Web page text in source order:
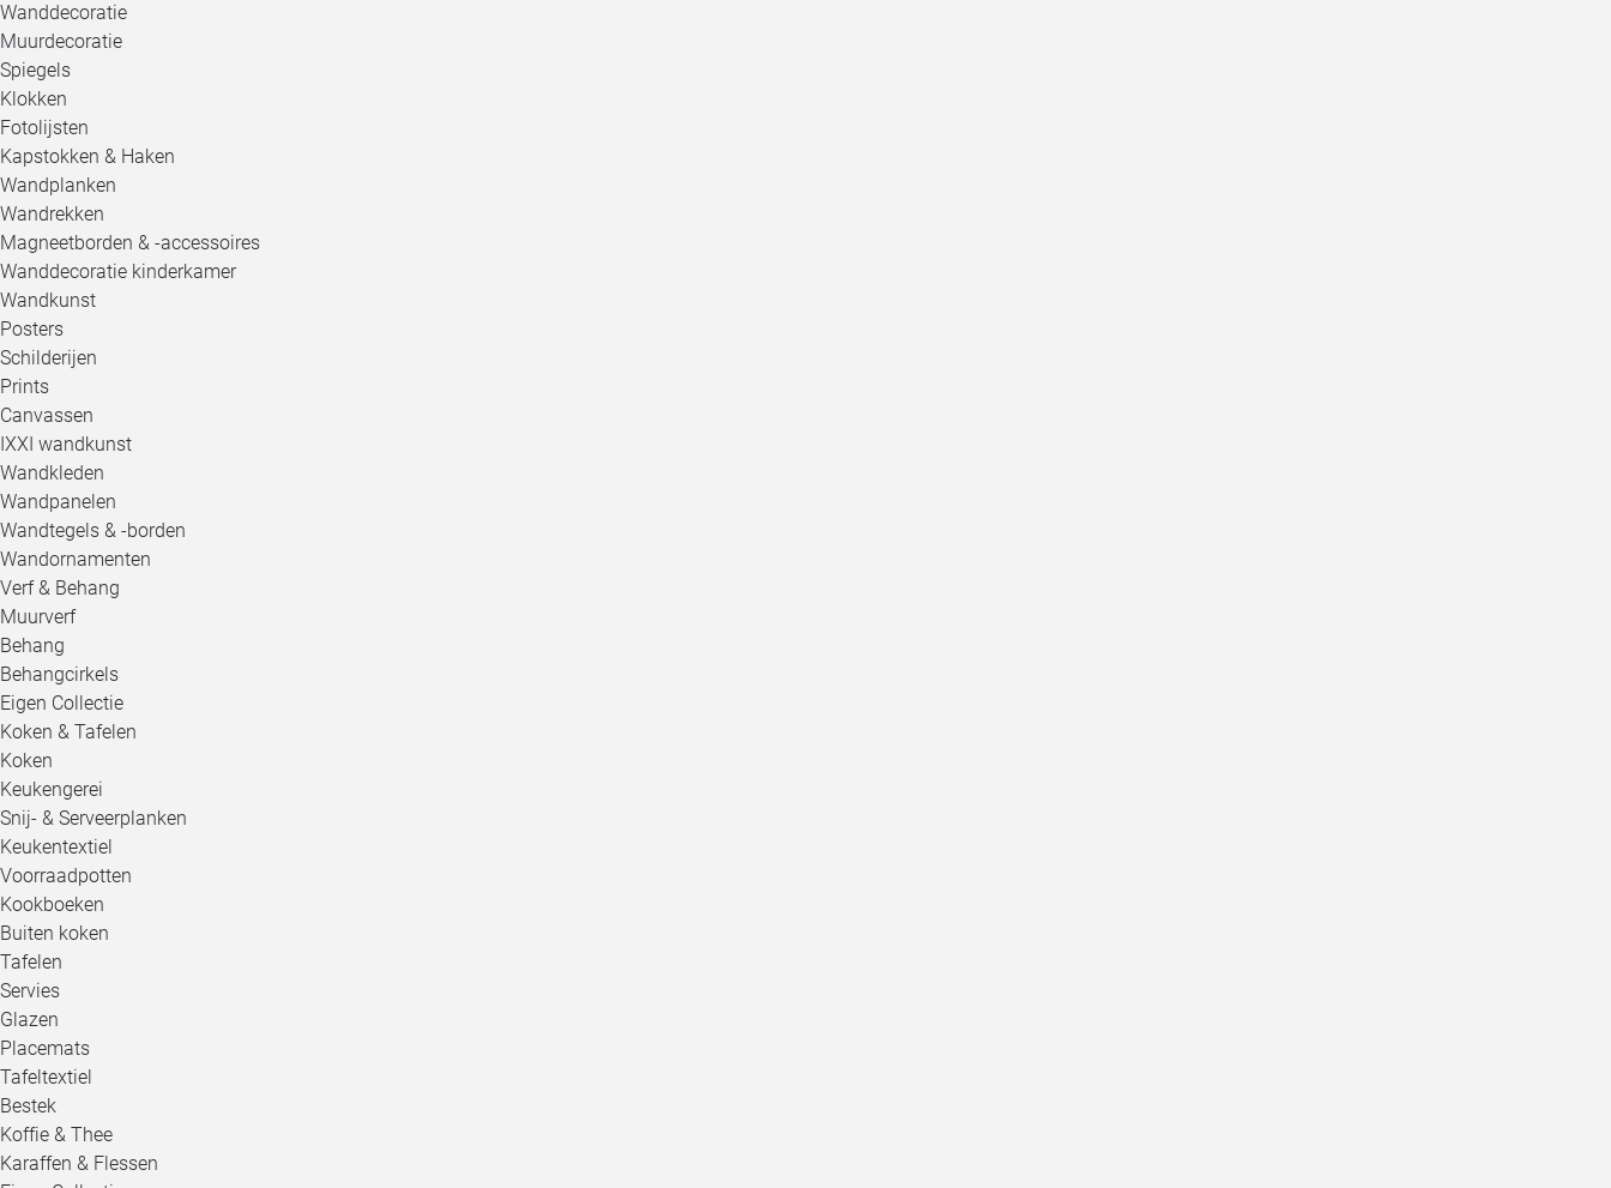
Wanddecoratie
Muurdecoratie
Spiegels
Klokken
Fotolijsten
Kapstokken & Haken
Wandplanken
Wandrekken
Magneetborden & -accessoires
Wanddecoratie kinderkamer
Wandkunst
Posters
Schilderijen
Prints
Canvassen
IXXI wandkunst
Wandkleden
Wandpanelen
Wandtegels & -borden
Wandornamenten
Verf & Behang
Muurverf
Behang
Behangcirkels
Eigen Collectie
Koken & Tafelen
Koken
Keukengerei
Snij- & Serveerplanken
Keukentextiel
Voorraadpotten
Kookboeken
Buiten koken
Tafelen
Servies
Glazen
Placemats
Tafeltextiel
Bestek
Koffie & Thee
Karaffen & Flessen